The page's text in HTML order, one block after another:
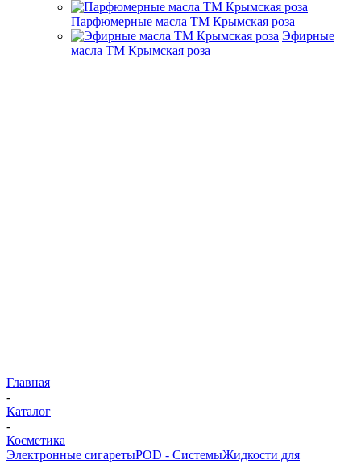
Парфюмерные масла ТМ Крымская роза
Эфирные
масла ТМ Крымская роза
Главная
-
Каталог
-
Косметика
Электронные сигаретыPOD - СистемыЖидкости для